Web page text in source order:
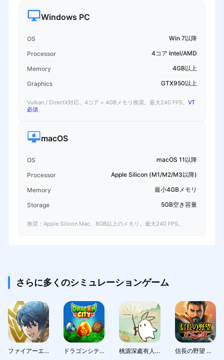
Windows PC
OS Win 7以降
Processor 4コア Intel/AMD
Memory 4GB以上
Graphics GTX950以上
Vulkan / DirectX対応。4コア + 4GBメモリ推奨。最大240 FPS。 VT
必須。
macOS
OS macOS 11以降
Processor Apple Silicon (M1/M2/M3以降)
Memory 最小4GBメモリ
Storage 5GB空き容量
推奨：Apple Silicon Mac、8GB以上のメモリ。最大240 FPS。
さらに多くのシミュレーションゲーム
ファイアーエムブレム ヒーローズ ドラゴンシティ (Dragon City) 桃源深處有人家 - 1.5周年慶 信長の野望 天下への道